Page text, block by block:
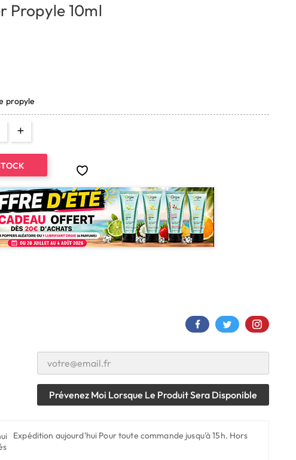
Propyle 10ml
propyle
Prévenez Moi Lorsque Le Produit Sera Disponible
Expédition aujourd'hui Pour toute commande jusqu'à 15h. Hors